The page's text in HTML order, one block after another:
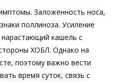
Заложенность носа,
поллиноза. Усиление
кашель с
ХОБЛ. Однако на
поэтому важно вести
время суток, связь с